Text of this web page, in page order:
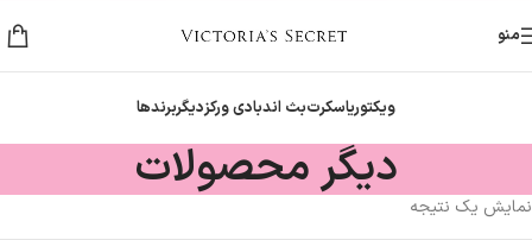
منو
ویکتوریاسکرتبث اندبادی ورکزدیگربرندها
دیگر محصولات
نمایش یک نتیجه